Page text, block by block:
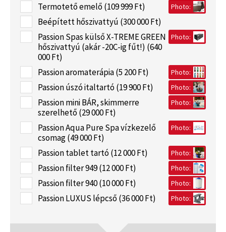
Termotető emelő (109 999 Ft) Photo:
Beépített hőszivattyú (300 000 Ft)
Passion Spas külső X-TREME GREEN
hőszivattyú (akár -20C-ig fűt!) (640
000 Ft)
Photo:
Passion aromaterápia (5 200 Ft) Photo:
Passion úszó italtartó (19 900 Ft) Photo:
Passion mini BÁR, skimmerre
szerelhető (29 000 Ft)
Photo:
Passion Aqua Pure Spa vízkezelő
csomag (49 000 Ft)
Photo:
Passion tablet tartó (12 000 Ft) Photo:
Passion filter 949 (12 000 Ft) Photo:
Passion filter 940 (10 000 Ft) Photo:
Passion LUXUS lépcső (36 000 Ft) Photo: